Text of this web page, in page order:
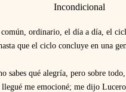
Incondicional
común, ordinario, el día a día, el
que el ciclo concluye en una
sabes qué alegría, pero sobre
llegué me emocioné; me dijo